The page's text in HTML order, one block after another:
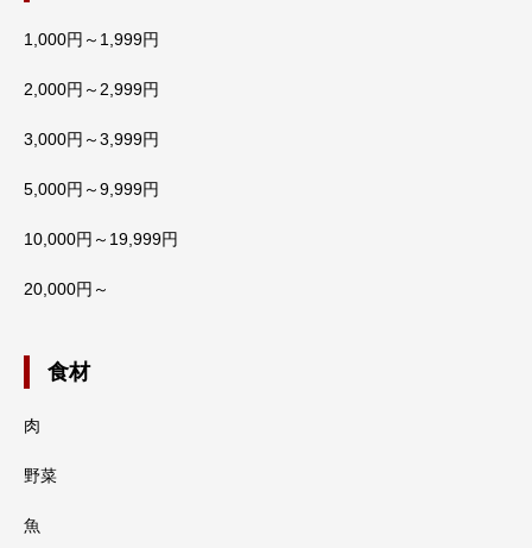
1,000円～1,999円
2,000円～2,999円
3,000円～3,999円
5,000円～9,999円
10,000円～19,999円
20,000円～
食材
肉
野菜
魚